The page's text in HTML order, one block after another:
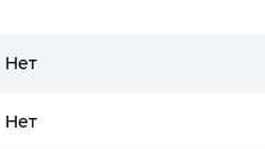
Нет
Нет